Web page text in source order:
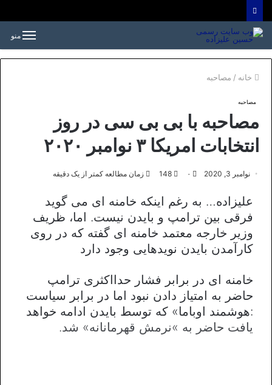
منو
خانه / مصاحبه
مصاحبه
مصاحبه با بی بی سی در روز
انتخابات امریکا ۳ نوامبر ۲۰۲۰
نوامبر 3, 2020 ۰ 148 زمان مطالعه کمتر از یک دقیقه
علیزاده… به رغم اینکه خامنه ای می گوید
فرقی بین ترامپ و بایدن نیست. اما، ظریف
وزیر خارجه معتمد خامنه ای گفته که در روی
کارآمدن بایدن نویدهایی وجود دارد
خامنه ای در برابر فشار حدااکثری ترامپ
حاضر به امتیاز دادن نبود اما در برابر سیاست
:هوشمند اوباما» که توسط بایدن ادامه خواهد
یافت حاضر به »نرمش قهرمانانه» شد.